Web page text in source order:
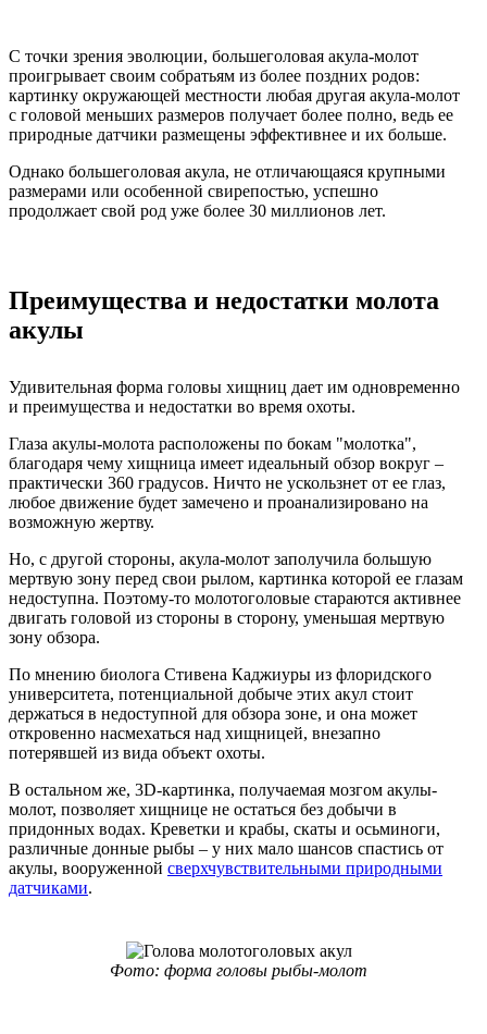
С точки зрения эволюции, большеголовая акула-молот
проигрывает своим собратьям из более поздних родов:
картинку окружающей местности любая другая акула-молот
с головой меньших размеров получает более полно, ведь ее
природные датчики размещены эффективнее и их больше.
Однако большеголовая акула, не отличающаяся крупными
размерами или особенной свирепостью, успешно
продолжает свой род уже более 30 миллионов лет.
Преимущества и недостатки молота
акулы
Удивительная форма головы хищниц дает им одновременно
и преимущества и недостатки во время охоты.
Глаза акулы-молота расположены по бокам "молотка",
благодаря чему хищница имеет идеальный обзор вокруг –
практически 360 градусов. Ничто не ускользнет от ее глаз,
любое движение будет замечено и проанализировано на
возможную жертву.
Но, с другой стороны, акула-молот заполучила большую
мертвую зону перед свои рылом, картинка которой ее глазам
недоступна. Поэтому-то молотоголовые стараются активнее
двигать головой из стороны в сторону, уменьшая мертвую
зону обзора.
По мнению биолога Стивена Каджиуры из флоридского
университета, потенциальной добыче этих акул стоит
держаться в недоступной для обзора зоне, и она может
откровенно насмехаться над хищницей, внезапно
потерявшей из вида объект охоты.
В остальном же, 3D-картинка, получаемая мозгом акулы-
молот, позволяет хищнице не остаться без добычи в
придонных водах. Креветки и крабы, скаты и осьминоги,
различные донные рыбы – у них мало шансов спастись от
акулы, вооруженной сверхчувствительными природными
датчиками.
Фото: форма головы рыбы-молот